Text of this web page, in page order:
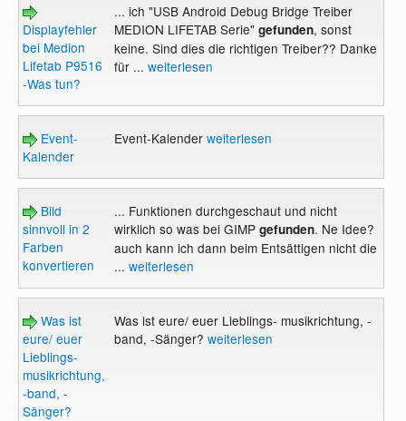
Displayfehler
bei Medion
Lifetab P9516
-Was tun?
... ich "USB Android Debug Bridge Treiber
MEDION LIFETAB Serie"gefunden, sonst
keine. Sind dies die richtigen Treiber?? Danke
für ... weiterlesen
Event-
Kalender
Event-Kalender weiterlesen
Bild
sinnvoll in 2
Farben
konvertieren
... Funktionen durchgeschaut und nicht
wirklich so was bei GIMPgefunden. Ne Idee?
auch kann ich dann beim Entsättigen nicht die
... weiterlesen
Was ist
eure/ euer
Lieblings-
musikrichtung,
-band, -
Sänger?
Was ist eure/ euer Lieblings- musikrichtung, -
band, -Sänger? weiterlesen